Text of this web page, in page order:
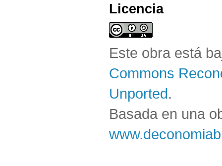
Licencia
Este obra está
Commons
Unported.
Basada en una